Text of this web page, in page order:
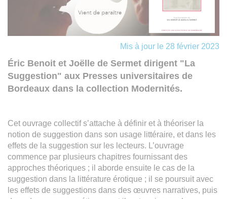
Mis à jour le 28 février 2023
Éric Benoit et Joëlle de Sermet dirigent "La
Suggestion" aux Presses universitaires de
Bordeaux dans la collection Modernités.
Cet ouvrage collectif s’attache à définir et à théoriser la
notion de suggestion dans son usage littéraire, et dans les
effets de la suggestion sur les lecteurs. L’ouvrage
commence par plusieurs chapitres fournissant des
approches théoriques ; il aborde ensuite le cas de la
suggestion dans la littérature érotique ; il se poursuit avec
les effets de suggestions dans des œuvres narratives, puis